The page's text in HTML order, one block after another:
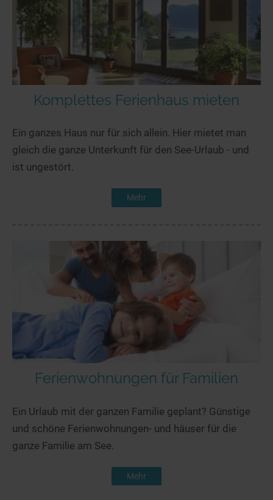
Komplettes Ferienhaus mieten
Ein ganzes Haus nur für sich allein. Hier mietet man
gleich die ganze Unterkunft für den See-Urlaub - und
ist ungestört.
Mehr
Ferienwohnungen für Familien
Ein Urlaub mit der ganzen Familie geplant? Günstige
und schöne Ferienwohnungen- und häuser für die
ganze Familie am See.
Mehr